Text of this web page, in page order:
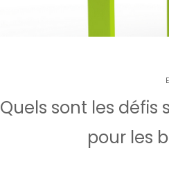
Quels sont les défis
pour les